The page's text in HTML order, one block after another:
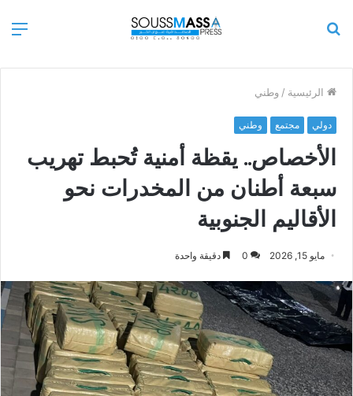
الرئيسية / وطني
دولي مجتمع وطني
الأخصاص.. يقظة أمنية تُحبط تهريب
سبعة أطنان من المخدرات نحو
الأقاليم الجنوبية
مايو 15, 2026 0 دقيقة واحدة